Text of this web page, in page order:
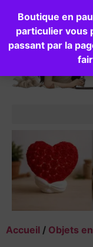
Boutique en
particulier vous
passant par la
Accueil / Objets